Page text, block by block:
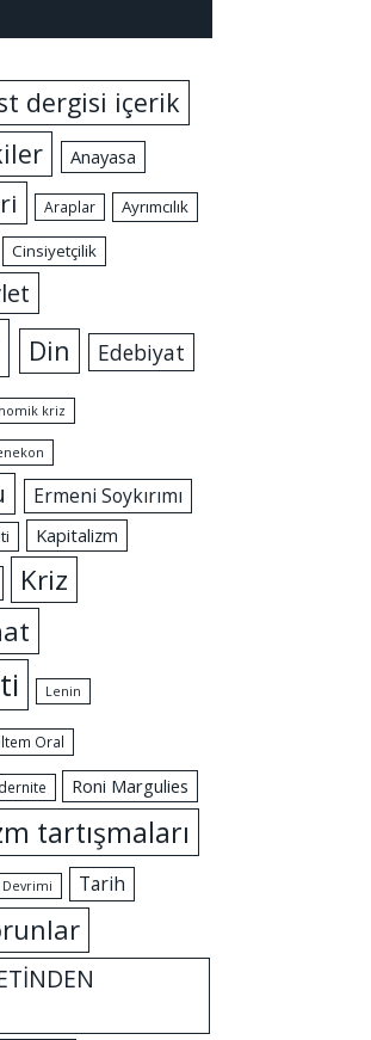
dergisi içerik
Anayasa
Araplar Ayrımcılık
Cinsiyetçilik
Din Edebiyat
kriz
Ermeni Soykırımı
Kapitalizm
Kriz
Lenin
Oral
Roni Margulies
tartışmaları
Devrimi Tarih